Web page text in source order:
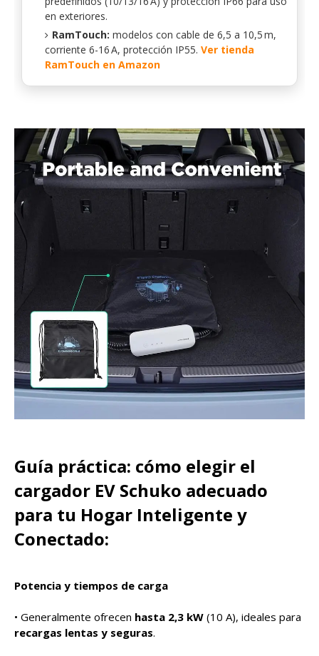
en exteriores.
RamTouch: modelos con cable de 6,5 a 10,5 m,
corriente 6-16 A, protección IP55. Ver tienda
RamTouch en Amazon
Guía práctica: cómo elegir el
cargador EV Schuko adecuado
para tu Hogar Inteligente y
Conectado:
Potencia y tiempos de carga
• Generalmente ofrecen hasta 2,3 kW (10 A), ideales para
recargas lentas y seguras.